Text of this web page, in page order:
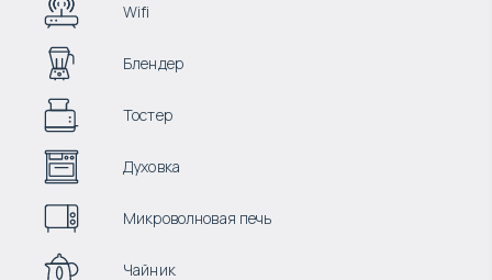
Wifi
Блендер
Тостер
Духовка
Микроволновая печь
Чайник